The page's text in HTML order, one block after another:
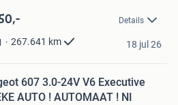
Details
267.641 km 18 jul 26
607 3.0-24V V6 Executive
AUTO ! AUTOMAAT ! NI